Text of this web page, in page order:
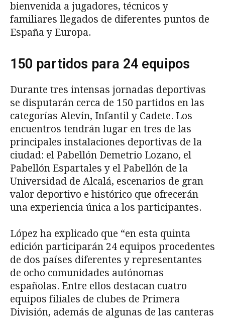
bienvenida a jugadores, técnicos y
familiares llegados de diferentes puntos de
España y Europa.
150 partidos para 24 equipos
Durante tres intensas jornadas deportivas
se disputarán cerca de 150 partidos en las
categorías Alevín, Infantil y Cadete. Los
encuentros tendrán lugar en tres de las
principales instalaciones deportivas de la
ciudad: el Pabellón Demetrio Lozano, el
Pabellón Espartales y el Pabellón de la
Universidad de Alcalá, escenarios de gran
valor deportivo e histórico que ofrecerán
una experiencia única a los participantes.
López ha explicado que “en esta quinta
edición participarán 24 equipos procedentes
de dos países diferentes y representantes
de ocho comunidades autónomas
españolas. Entre ellos destacan cuatro
equipos filiales de clubes de Primera
División, además de algunas de las canteras